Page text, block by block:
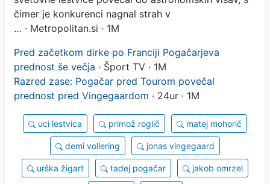
čimer je konkurenci nagnal strah v
… · Metropolitan.si · 1M
Pred začetkom dirke po Franciji Pogačarjeva
prednost še večja · Šport TV · 1M
Razred zase: Pogačar pred Tourom povečal
prednost pred Vingegaardom · 24ur · 1M
uci lestvica primož roglič matej mohorič
demi vollering jonas vingegaard
urška žigart tadej pogačar jakob omrzel